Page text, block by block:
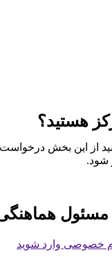
هستید؟
از این بخش درخواست
شود.
مسئول
خصوصی وارد شوید